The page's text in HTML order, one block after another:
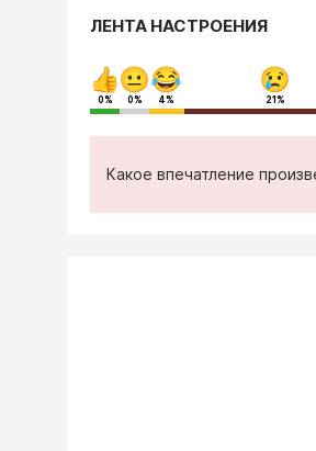
ЛЕНТА НАСТРОЕНИЯ
0% 0% 4% 21%
Какое впечатление